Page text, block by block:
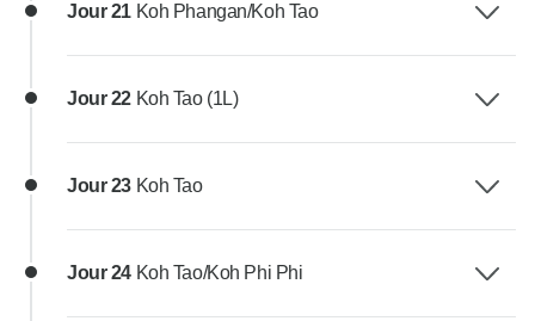
Jour 21 Koh Phangan/Koh Tao
Jour 22 Koh Tao (1L)
Jour 23 Koh Tao
Jour 24 Koh Tao/Koh Phi Phi